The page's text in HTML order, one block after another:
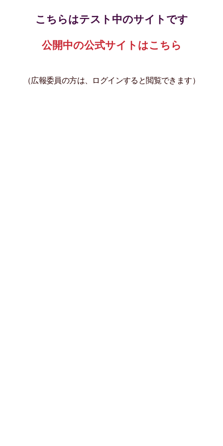
こちらはテスト中のサイトです
公開中の公式サイトはこちら
（広報委員の方は、ログインすると閲覧できます）